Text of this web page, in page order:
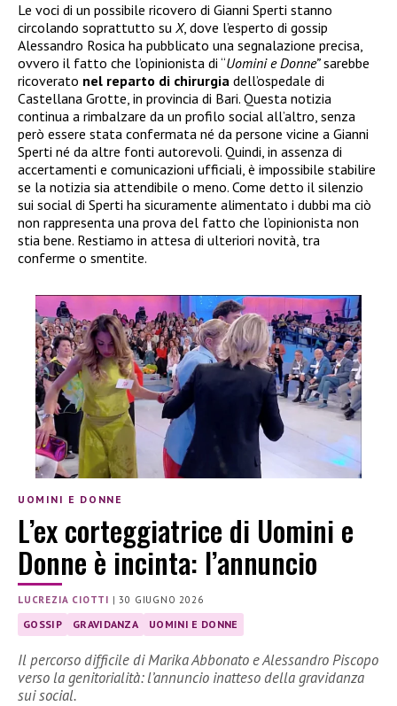
Le voci di un possibile ricovero di Gianni Sperti stanno
circolando soprattutto su X, dove l’esperto di gossip
Alessandro Rosica ha pubblicato una segnalazione precisa,
ovvero il fatto che l’opinionista di “Uomini e Donne”sarebbe
ricoverato nel reparto di chirurgia dell’ospedale di
Castellana Grotte, in provincia di Bari. Questa notizia
continua a rimbalzare da un profilo social all’altro, senza
però essere stata confermata né da persone vicine a Gianni
Sperti né da altre fonti autorevoli. Quindi, in assenza di
accertamenti e comunicazioni ufficiali, è impossibile stabilire
se la notizia sia attendibile o meno. Come detto il silenzio
sui social di Sperti ha sicuramente alimentato i dubbi ma ciò
non rappresenta una prova del fatto che l’opinionista non
stia bene. Restiamo in attesa di ulteriori novità, tra
conferme o smentite.
UOMINI E DONNE
L’ex corteggiatrice di Uomini e
Donne è incinta: l’annuncio
LUCREZIA CIOTTI |30 GIUGNO 2026
GOSSIP GRAVIDANZA UOMINI E DONNE
Il percorso difficile di Marika Abbonato e Alessandro Piscopo
verso la genitorialità: l’annuncio inatteso della gravidanza
sui social.